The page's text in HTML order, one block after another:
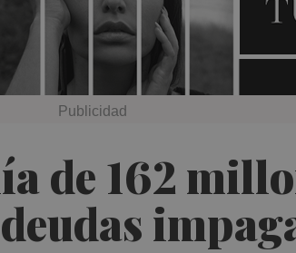
de 162